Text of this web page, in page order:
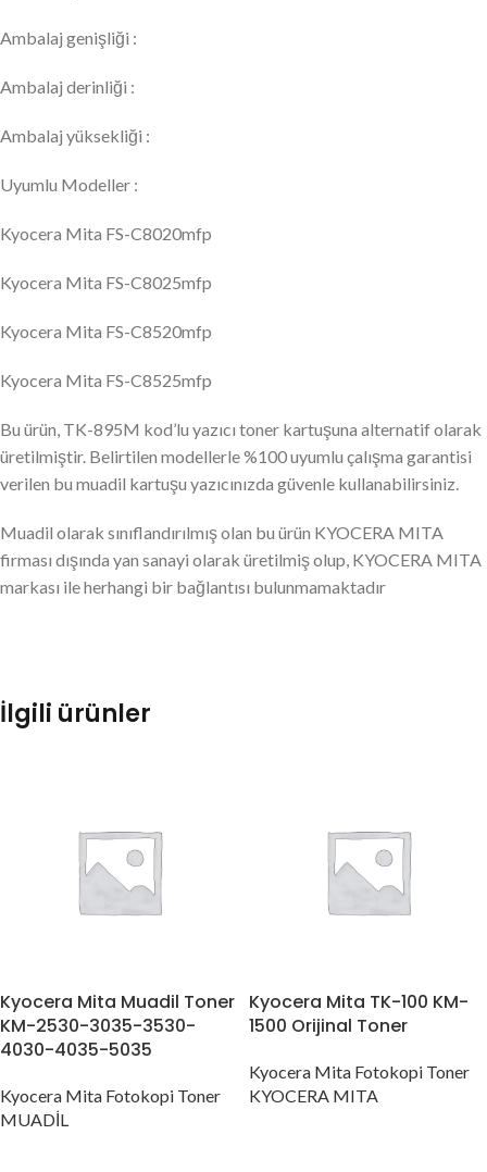
Ambalaj genişliği :
Ambalaj derinliği :
Ambalaj yüksekliği :
Uyumlu Modeller :
Kyocera Mita FS-C8020mfp
Kyocera Mita FS-C8025mfp
Kyocera Mita FS-C8520mfp
Kyocera Mita FS-C8525mfp
Bu ürün, TK-895M kod’lu yazıcı toner kartuşuna alternatif olarak
üretilmiştir. Belirtilen modellerle %100 uyumlu çalışma garantisi
verilen bu muadil kartuşu yazıcınızda güvenle kullanabilirsiniz.
Muadil olarak sınıflandırılmış olan bu ürün KYOCERA MITA
firması dışında yan sanayi olarak üretilmiş olup, KYOCERA MITA
markası ile herhangi bir bağlantısı bulunmamaktadır
İlgili ürünler
Kyocera Mita Muadil Toner
KM-2530-3035-3530-
4030-4035-5035
Kyocera Mita Fotokopi Toner
MUADİL
Kyocera Mita TK-100 KM-
1500 Orijinal Toner
Kyocera Mita Fotokopi Toner
KYOCERA MITA